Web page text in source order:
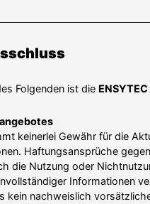
Folgenden ist die
keinerlei Gewähr für die
Haftungsan­sprüche
die Nutzung oder
Infor­ma­tionen
kein nachweislich